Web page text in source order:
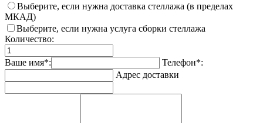
Выберите, если нужна доставка стеллажа (в пределах
МКАД)
Выберите, если нужна услуга сборки стеллажа
Количество:
Ваше имя*:
Телефон*:
Адрес доставки